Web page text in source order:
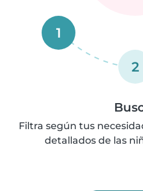
1
2
Filtra según tus
detallados de las